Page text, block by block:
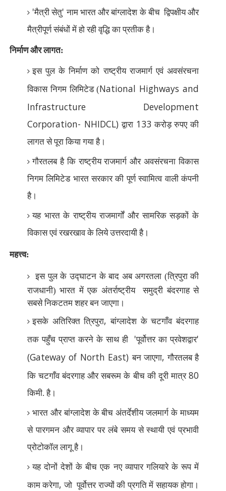
'मैत्री सेतु'नाम भारत और बांग्लादेश के बीच द्विपक्षीय और
मैत्रीपूर्ण संबंधों में हो रही वृद्धि का प्रतीक है।
निर्माण और लागत:
इस पुल के निर्माण को राष्ट्रीय राजमार्ग एवं अवसंरचना
विकास निगम लिमिटेड (National Highways and
Infrastructure Development
Corporation- NHIDCL)द्वारा 133 करोड़ रुपए की
लागत से पूरा किया गया है।
गौरतलब है कि राष्ट्रीय राजमार्ग और अवसंरचना विकास
निगम लिमिटेड भारत सरकार की पूर्ण स्वामित्व वाली कंपनी
है।
यह भारत के राष्ट्रीय राजमार्गों और सामरिक सड़कों के
विकास एवं रखरखाव के लिये उत्तरदायी है।
महत्त्व:
इस पुल के उद्घाटन के बाद अब अगरतला (त्रिपुरा की
राजधानी) भारत में एक अंतर्राष्ट्रीय
समुद्री बंदरगाह से
सबसे निकटतम शहर बन जाएगा।
इसके अतिरिक्त त्रिपुरा,बांग्लादेश के चटगाँव बंदरगाह
तक पहुँच प्राप्त करने के साथ ही
'पूर्वोत्तर का प्रवेशद्वार'
(Gateway of North East)बन जाएगा,गौरतलब है
कि चटगाँव बंदरगाह और सबरूम के बीच की दूरी मात्र80
किमी. है।
भारत और बांग्लादेश के बीच अंतर्देशीय जलमार्ग के माध्यम
से पारगमन और व्यापार पर लंबे समय से स्थायी एवं प्रभावी
प्रोटोकॉल लागू है।
यह दोनों देशों के बीच एक नए व्यापार गलियारे के रूप में
काम करेगा,जो पूर्वोत्तर राज्यों की प्रगति में सहायक होगा।